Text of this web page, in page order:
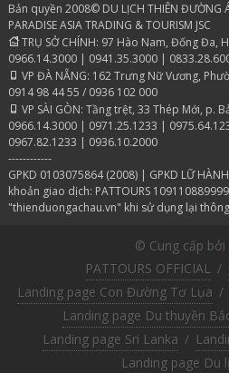
Bản quyền 2008© DU LỊCH THIÊN ĐƯỜNG
PARADISE ASIA TRADING & TOURISM JSC
TRỤ SỞ CHÍNH: 97 Hào Nam, Đống Đa,
0966.14.3000 | 0941.35.3000 |
VP ĐÀ NẴNG: 162 Trưng Nữ Vương,
0914 98 44 55 / 0936 102 000
VP SÀI GÒN: Tầng trệt, 33 Thép Mới, p.
0966.14.3000 | 0971.25.1233 |
0967.82.1233 | 0936.10.2000
------------
GPKD 0103075864 (2008) | GPKD LỮ
khoản giao dịch: PATTOURS
"thienduongachau.vn" khi sử dụng lại
© Cung cấp bởi
PATTOURS OFFICIAL /
Landing page Con Đường Tơ Lụa /
Landing page Du thuyền
Landing page Sri Lanka /
Landing page Du